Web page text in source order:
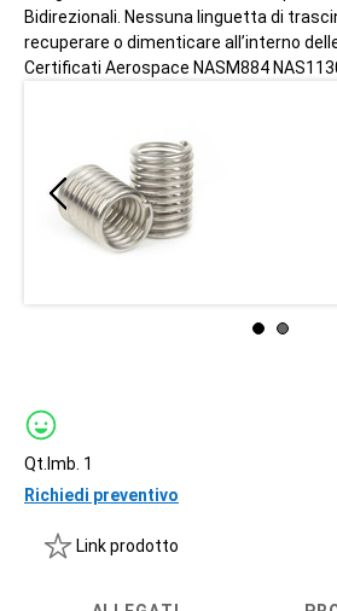
Bidirezionali. Nessuna linguetta di
recuperare o dimenticare all’interno
Certificati Aerospace NASM884
Qt.Imb. 1
Richiedi preventivo
Link prodotto